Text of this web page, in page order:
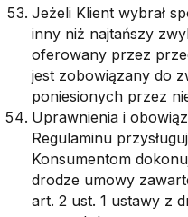
Jeżeli Klient wybrał
inny niż najtańszy
oferowany przez
jest zobowiązany do
poniesionych przez
Uprawnienia i
Regulaminu
Konsumentom
drodze umowy
art. 2 ust. 1 ustawy z